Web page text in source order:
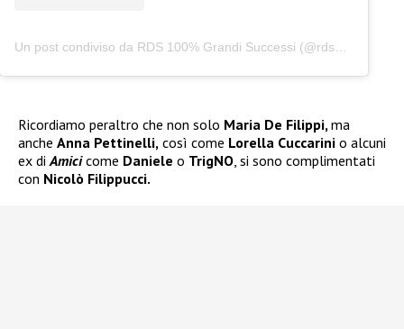
Un post condiviso da RDS 100% Grandi Successi (@rds_official)
Ricordiamo peraltro che non solo Maria De Filippi,ma
anche Anna Pettinelli, così come Lorella Cuccarini o alcuni
ex diAmicicome Daniele o TrigNO, si sono complimentati
con Nicolò Filippucci.